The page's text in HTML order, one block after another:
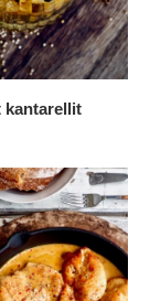
kantarellit